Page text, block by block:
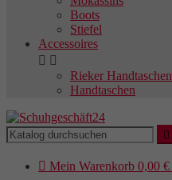
Boots
Stiefel
Accessoires
 
Rieker Handtaschen
Handtaschen

 Mein Warenkorb 0,00 €